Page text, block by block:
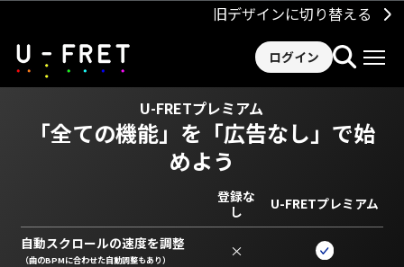
旧デザインに切り替える
ログイン
U-FRETプレミアム
「全ての機能」を 「広告なし」で始
めよう
登録な
し
U-FRETプレミアム
自動スクロールの速度を調整
（曲のBPMに合わせた自動調整もあり） ×